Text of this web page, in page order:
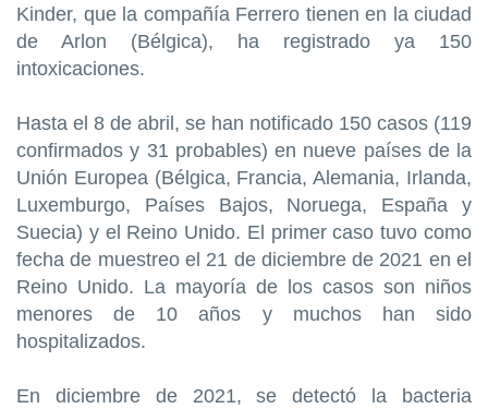
Kinder, que la compañía Ferrero tienen en la ciudad
de Arlon (Bélgica), ha registrado ya 150
intoxicaciones.
Hasta el 8 de abril, se han notificado 150 casos (119
confirmados y 31 probables) en nueve países de la
Unión Europea (Bélgica, Francia, Alemania, Irlanda,
Luxemburgo, Países Bajos, Noruega, España y
Suecia) y el Reino Unido. El primer caso tuvo como
fecha de muestreo el 21 de diciembre de 2021 en el
Reino Unido. La mayoría de los casos son niños
menores de 10 años y muchos han sido
hospitalizados.
En diciembre de 2021, se detectó la bacteria